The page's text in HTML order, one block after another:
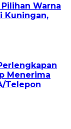
Warna
Kuningan,
Menerima
Telepon